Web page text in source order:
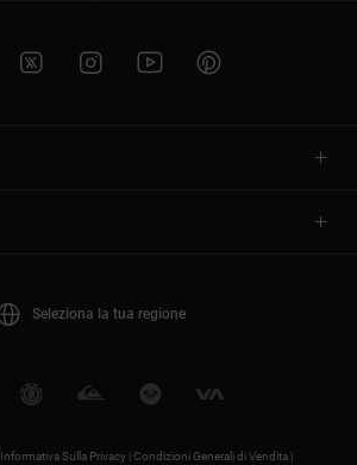
Seleziona la tua regione
Informativa Sulla Privacy |Condizioni Generali di Vendita |